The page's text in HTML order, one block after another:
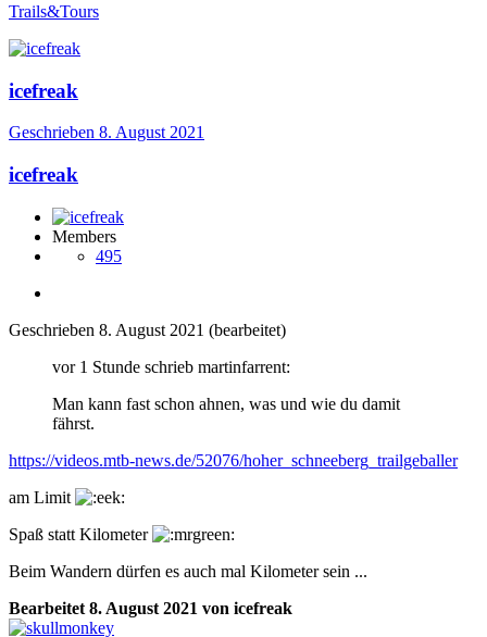
Trails&Tours
icefreak
Geschrieben 8. August 2021
icefreak
Members
495
Geschrieben 8. August 2021 (bearbeitet)
vor 1 Stunde schrieb martinfarrent:
Man kann fast schon ahnen, was und wie du damit
fährst.
https://videos.mtb-news.de/52076/hoher_schneeberg_trailgeballer
am Limit
Spaß statt Kilometer
Beim Wandern dürfen es auch mal Kilometer sein ...
Bearbeitet 8. August 2021 von icefreak